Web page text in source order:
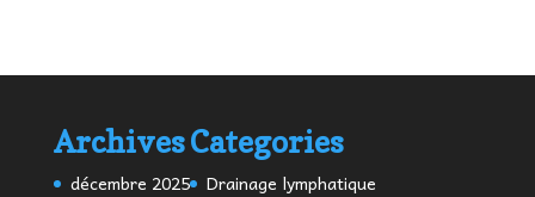
Archives
décembre 2025
Categories
Drainage lymphatique